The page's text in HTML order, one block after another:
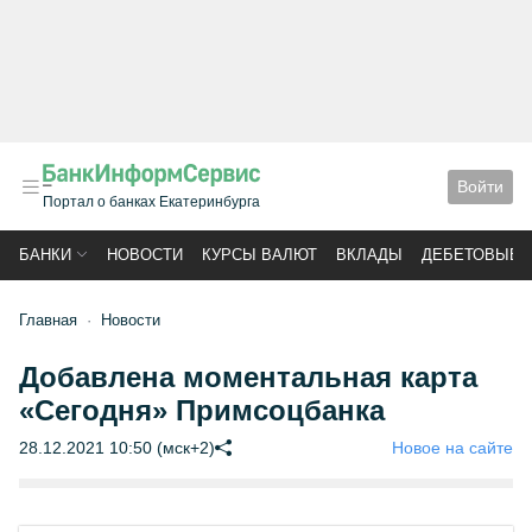
Портал о банках Екатеринбурга
Войти
БАНКИ НОВОСТИ КУРСЫ ВАЛЮТ ВКЛАДЫ ДЕБЕТОВЫЕ
Главная Новости
Добавлена моментальная карта
«Сегодня» Примсоцбанка
28.12.2021 10:50 (мск+2) Новое на сайте